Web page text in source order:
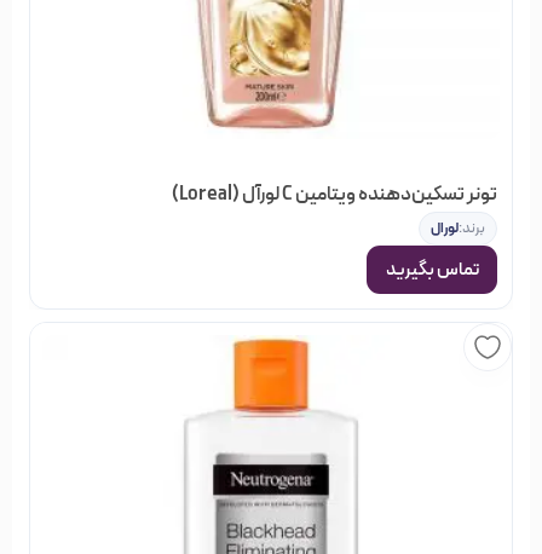
در فروشگاه خیابان منوچهری گروه‌های مختلفی از محصولات
آرایشی، بهداشتی و مو وجود دارد; که شما می‌توانید با جستجو در
هر کدام از گروه‌ها، نتوع بسیاری از اجناس را مشاهده کنید; و
بصورت آنلاین سفارش دهید و در نهایت از خرید خود مطمئن
تونر تسکین‌دهنده ویتامین C لورآل (Loreal)
برند:لورال
تماس بگیرید